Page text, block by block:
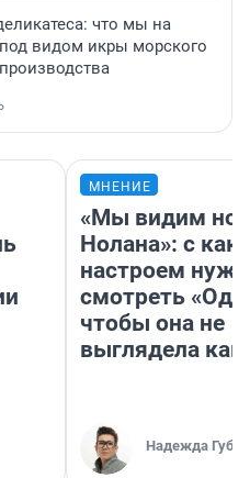
что мы на
видом икры морского
МНЕНИЕ
«Мы видим
Нолана»: с
настроем
смотреть
чтобы она не
выглядела как
Надежда